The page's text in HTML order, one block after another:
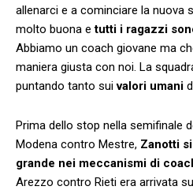
allenarci e a cominciare la nuova
molto buona e tutti i ragazzi
Abbiamo un coach giovane ma
maniera giusta con noi. La
puntando tanto suivalori umani
Prima dello stop nella semifinale
Modena contro Mestre, Zanotti
grande nei meccanismi di
Arezzo contro Rieti era arrivata